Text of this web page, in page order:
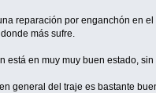
reparación por enganchón en
más sufre.
está en muy muy buen estado,
general del traje es bastante